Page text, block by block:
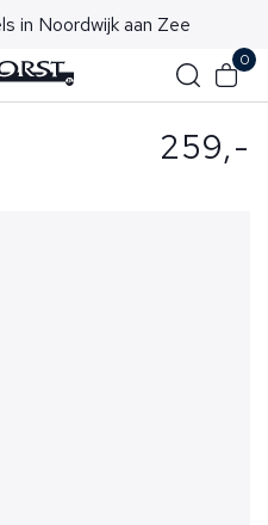
Voor 16:00 uur
0
259,-